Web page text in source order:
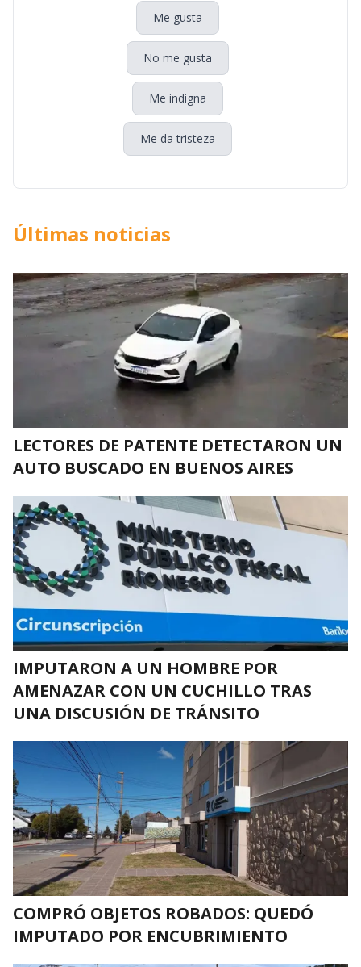
Me gusta
No me gusta
Me indigna
Me da tristeza
Últimas noticias
LECTORES DE PATENTE DETECTARON UN
AUTO BUSCADO EN BUENOS AIRES
IMPUTARON A UN HOMBRE POR
AMENAZAR CON UN CUCHILLO TRAS
UNA DISCUSIÓN DE TRÁNSITO
COMPRÓ OBJETOS ROBADOS: QUEDÓ
IMPUTADO POR ENCUBRIMIENTO